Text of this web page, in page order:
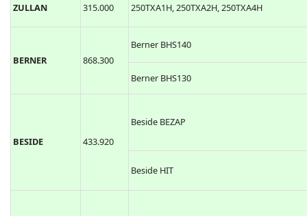
ZULLAN 315.000 250TXA1H, 250TXA2H, 250TXA4H
BERNER 868.300
Berner BHS140
Berner BHS130
BESIDE 433.920
Beside BEZAP
Beside HIT